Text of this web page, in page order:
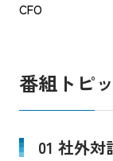
CFO
番組トピ
01 社外